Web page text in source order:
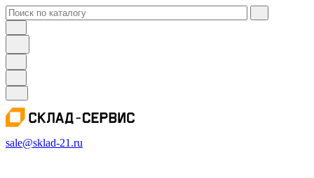
sale@sklad-21.ru